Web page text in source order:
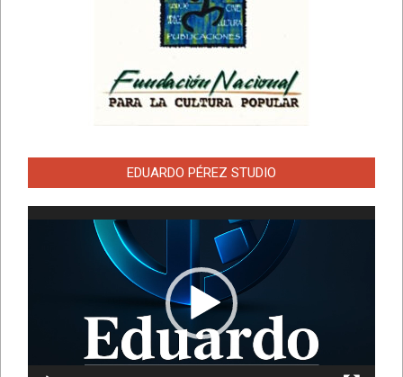
EDUARDO PÉREZ STUDIO
Reproductor